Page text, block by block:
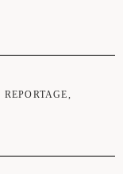
REPORTAGE,